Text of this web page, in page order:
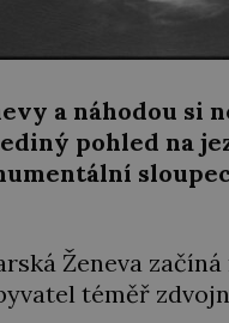
a náhodou si
pohled na
Ženeva
téměř